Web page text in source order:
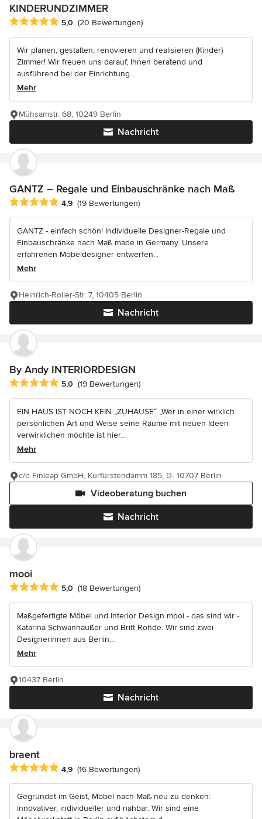
KINDERUNDZIMMER
Durchschnittliche Bewertung: 5 von 5 Sternen
5,0 (20 Bewertungen)
Wir planen, gestalten, renovieren und realisieren (Kinder)
Zimmer! Wir freuen uns darauf, Ihnen beratend und
ausführend bei der Einrichtung...
Mehr
Nachricht
Mühsamstr. 68, 10249 Berlin
GANTZ – Regale und Einbauschränke nach Maß
Durchschnittliche Bewertung: 4.9 von 5 Sternen
4,9 (19 Bewertungen)
GANTZ - einfach schön! Individuelle Designer-Regale und
Einbauschränke nach Maß made in Germany. Unsere
erfahrenen Möbeldesigner entwerfen...
Mehr
Nachricht
Heinrich-Roller-Str. 7, 10405 Berlin
By Andy INTERIORDESIGN
Durchschnittliche Bewertung: 5 von 5 Sternen
5,0 (19 Bewertungen)
EIN HAUS IST NOCH KEIN „ZUHAUSE“ „Wer in einer wirklich
persönlichen Art und Weise seine Räume mit neuen Ideen
verwirklichen möchte ist hier...
Mehr
Nachricht
Videoberatung buchen
c/o Finleap GmbH, Kurfürstendamm 185, D- 10707 Berlin
mooi
Durchschnittliche Bewertung: 5 von 5 Sternen
5,0 (18 Bewertungen)
Maßgefertigte Möbel und Interior Design mooi - das sind wir -
Katarina Schwanhäußer und Britt Rohde. Wir sind zwei
Designerinnen aus Berlin...
Mehr
Nachricht
10437 Berlin
braent
Durchschnittliche Bewertung: 4.9 von 5 Sternen
4,9 (16 Bewertungen)
Gegründet im Geist, Möbel nach Maß neu zu denken:
innovativer, individueller und nahbar. Wir sind eine